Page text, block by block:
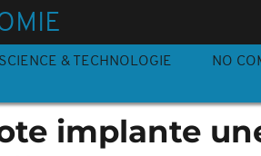
SCIENCE & TECHNOLOGIE NO
implante